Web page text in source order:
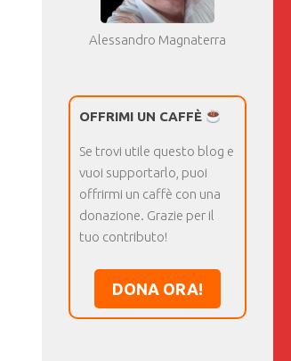
Alessandro Magnaterra
OFFRIMI UN CAFFÈ
Se trovi utile questo blog e
vuoi supportarlo, puoi
offrirmi un caffè con una
donazione. Grazie per il
tuo contributo!
DONA ORA!